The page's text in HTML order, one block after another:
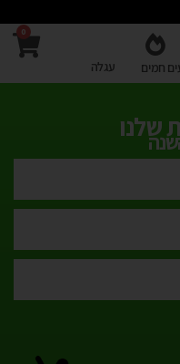
חמים
0
עגלה
שלנו